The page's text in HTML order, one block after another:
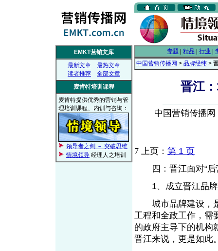
EMKT营销文库
最新文章
最热文章
读者推荐
全部文章
麦肯特培训课程
麦肯特提供优秀的营销与管
理培训课程、内训与咨询：
领导者之剑 － 突破思维
情境领导 经理人之培训
专题 精品 行业
中国营销传播网 > 品牌经纬 >
晋江
中国营销传播
7 上页： 第 1 页
四：晋江面对“后
1、成立晋江品牌
城市品牌建设，是
工程和全政工作，需
的政府主导下的机构
晋江来说，更是如此